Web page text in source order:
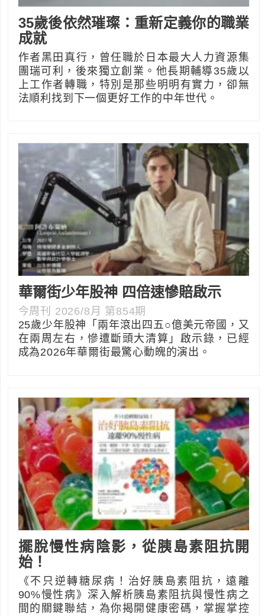
35歲後依然璀璨：重新定義你的職業
成就
作者黑田真行，曾任職於日本最大人力資源集
團瑞可利，後來獨立創業。他長期輔導35歲以
上工作者轉職，特別是那些明明有實力，卻無
法順利找到下一個更好工作的中年世代。
華爾街少年股神 四倍速慘賠啟示
今周刊 2026/8月 第854期
25歲少年股神「兩年滾出四五○億美元帝國，又
在兩周左右，慘遭斷頭大清算」啟示錄，已經
成為2026年華爾街最驚心動魄的演出。
擺脫慢性病陰影，從胰島素阻抗開
始！
《不只逆轉糖尿病！治好胰島素阻抗，遠離
90%慢性病》深入解析胰島素阻抗與慢性病之
間的關鍵聯結，為你揭開健康密碼，掌握掌控